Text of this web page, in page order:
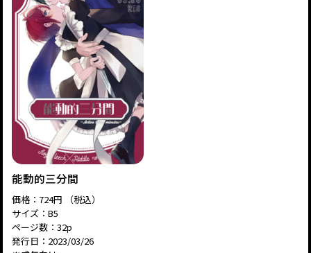
能動的三分間
価格：724円 （税込）
サイズ：B5
ページ数：32p
発行日：2023/03/26